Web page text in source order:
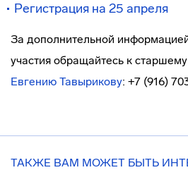
Регистрация на 25 апреля
За дополнительной
участия обращайтесь к
Евгению Тавырикову: +7 (916)
ТАКЖЕ ВАМ МОЖЕТ БЫТЬ